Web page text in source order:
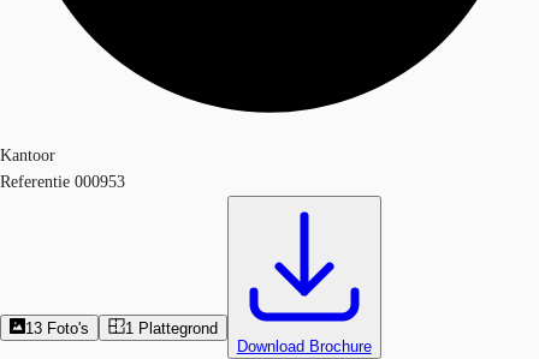
Kantoor
Referentie 000953
13 Foto's 1 Plattegrond
Download Brochure